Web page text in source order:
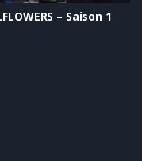
– Saison 1